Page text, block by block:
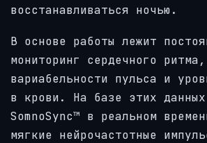
восстанавливаться ночью.
В основе работы лежит
мониторинг сердечного ритма,
вариабельности пульса и
в крови. На базе этих данных
SomnoSync™ в реальном
мягкие нейрочастотные